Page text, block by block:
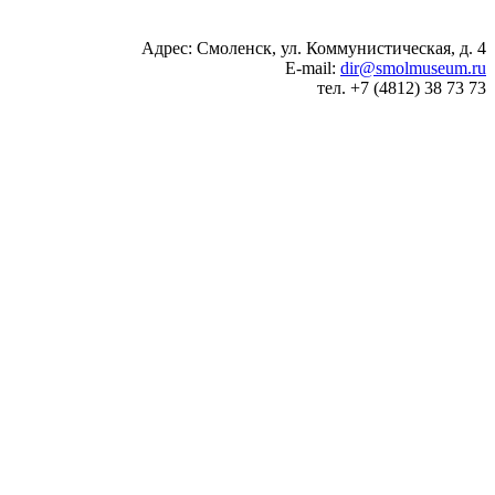
Адрес: Смоленск, ул. Коммунистическая, д. 4
E-mail: dir@smolmuseum.ru
тел. +7 (4812) 38 73 73